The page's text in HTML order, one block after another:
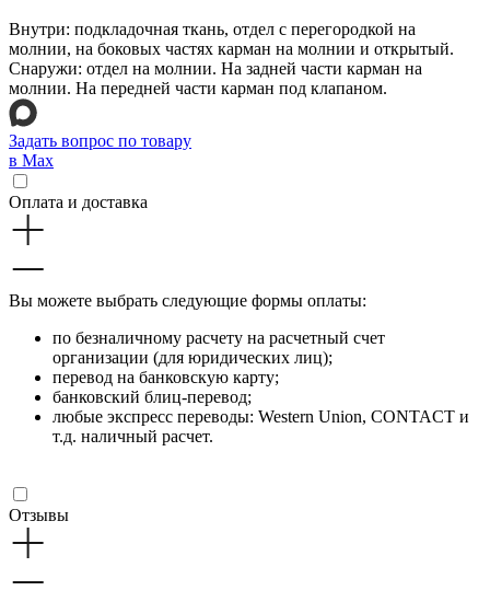
Внутри: подкладочная ткань, отдел с перегородкой на
молнии, на боковых частях карман на молнии и открытый.
Снаружи: отдел на молнии. На задней части карман на
молнии. На передней части карман под клапаном.
Задать вопрос по товару
в Max
Оплата и доставка
Вы можете выбрать следующие формы оплаты:
по безналичному расчету на расчетный счет
организации (для юридических лиц);
перевод на банковскую карту;
банковский блиц-перевод;
любые экспресс переводы: Western Union, CONTACT и
т.д. наличный расчет.
Отзывы